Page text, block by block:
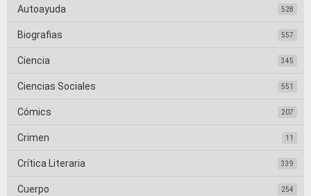
Autoayuda 528
Biografias 557
Ciencia 345
Ciencias Sociales 551
Cómics 207
Crimen 11
Crítica Literaria 339
Cuerpo 254